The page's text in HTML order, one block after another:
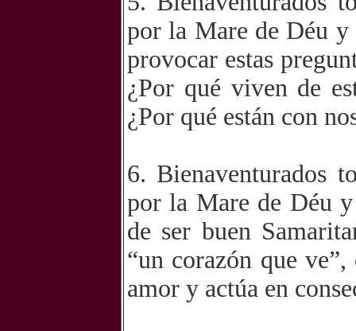
por la Mare de Déu y
provocar estas
¿Por qué viven de
¿Por qué están con
6. Bienaventurados
por la Mare de Déu
de ser buen
“un corazón que
amor y actúa en